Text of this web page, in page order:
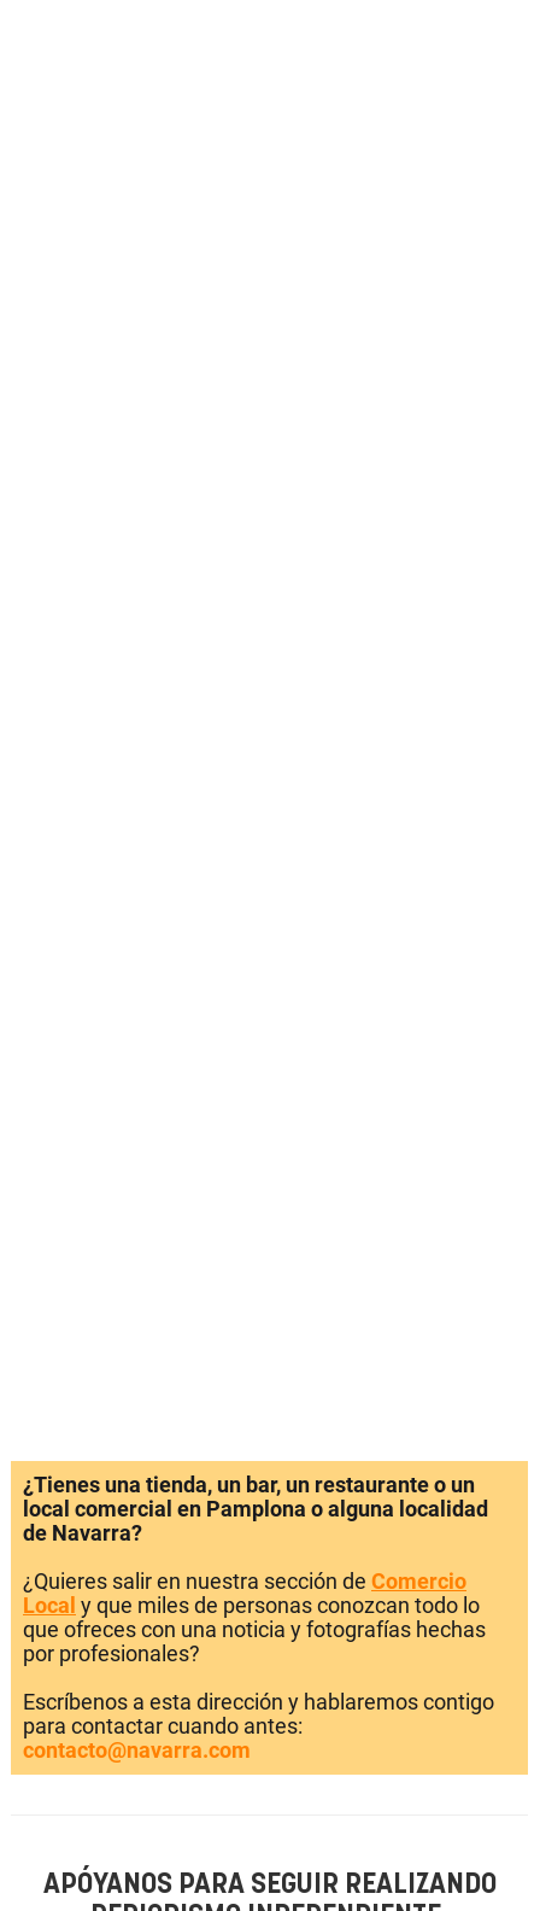
¿Tienes una tienda, un bar, un restaurante o un
local comercial en Pamplona o alguna localidad
de Navarra?
¿Quieres salir en nuestra sección de Comercio
Local y que miles de personas conozcan todo lo
que ofreces con una noticia y fotografías hechas
por profesionales?
Escríbenos a esta dirección y hablaremos contigo
para contactar cuando antes:
contacto@navarra.com
APÓYANOS PARA SEGUIR REALIZANDO